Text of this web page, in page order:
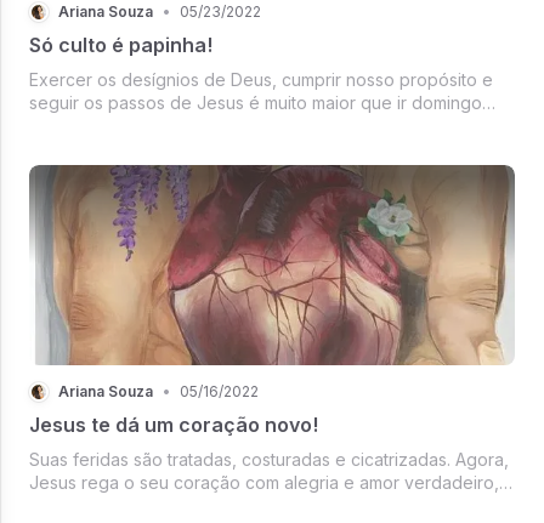
Ariana Souza • 05/23/2022
Só culto é papinha!
Exercer os desígnios de Deus, cumprir nosso propósito e
seguir os passos de Jesus é muito maior que ir domingo
e nossos corações, q...
Ariana Souza • 05/16/2022
Jesus te dá um coração novo!
Suas feridas são tratadas, costuradas e cicatrizadas. Agora,
Jesus rega o seu coração com alegria e amor verdadeiro,